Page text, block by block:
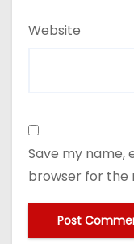
Website
Save my name,
browser for the